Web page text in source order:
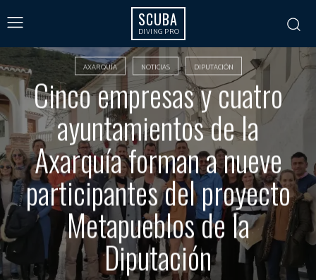
SCUBA
DIVING PRO
AXARQUÍA NOTICIAS DIPUTACIÓN
Cinco empresas y cuatro
ayuntamientos de la
Axarquía forman a nueve
participantes del proyecto
Metapueblos de la
Diputación